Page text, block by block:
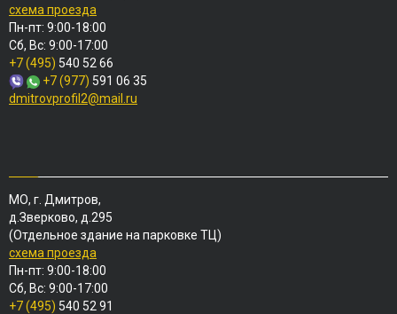
схема проезда
Пн-пт: 9:00-18:00
Сб, Вс: 9:00-17:00
+7 (495) 540 52 66
+7 (977) 591 06 35
dmitrovprofil2@mail.ru
МО, г. Дмитров,
д.Зверково, д.295
(Отдельное здание на парковке ТЦ)
схема проезда
Пн-пт: 9:00-18:00
Сб, Вс: 9:00-17:00
+7 (495) 540 52 91